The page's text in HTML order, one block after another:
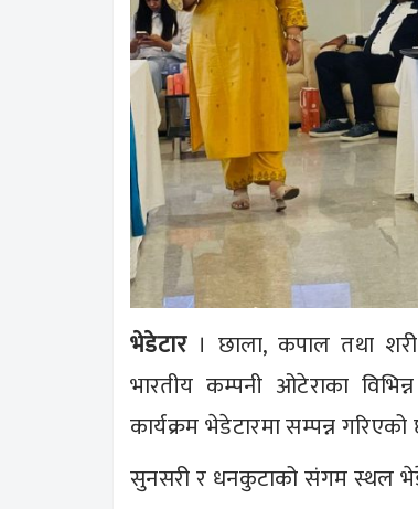
भेडेटार। छाला, कपाल तथा
भारतीय कम्पनी ओटेराका
कार्यक्रम भेडेटारमा सम्पन्न गरिएको
सुनसरी र धनकुटाको संगम स्थल